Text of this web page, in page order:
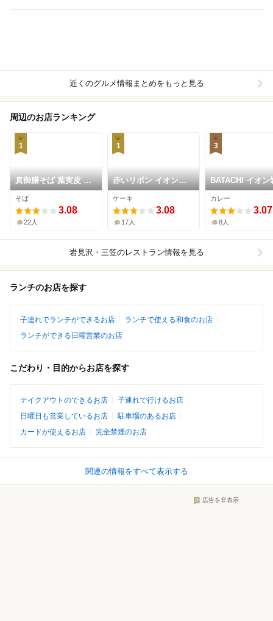
近くのグルメ情報まとめをもっと見る
周辺のお店ランキング
1
真御膳そば 葉実皮 イ
オン岩見沢店
そば
3.08
22人
1
赤いリボン イオン岩
見沢店
ケーキ
3.08
17人
3
BATACHI イオン
沢店
カレー
3.07
8人
岩見沢・三笠のレストラン情報を見る
ランチのお店を探す
子連れでランチができるお店
ランチで使える和食のお店
ランチができる日曜営業のお店
こだわり・目的からお店を探す
テイクアウトのできるお店
子連れで行けるお店
日曜日も営業しているお店
駐車場のあるお店
カードが使えるお店
完全禁煙のお店
関連の情報をすべて表示する
広告を非表示